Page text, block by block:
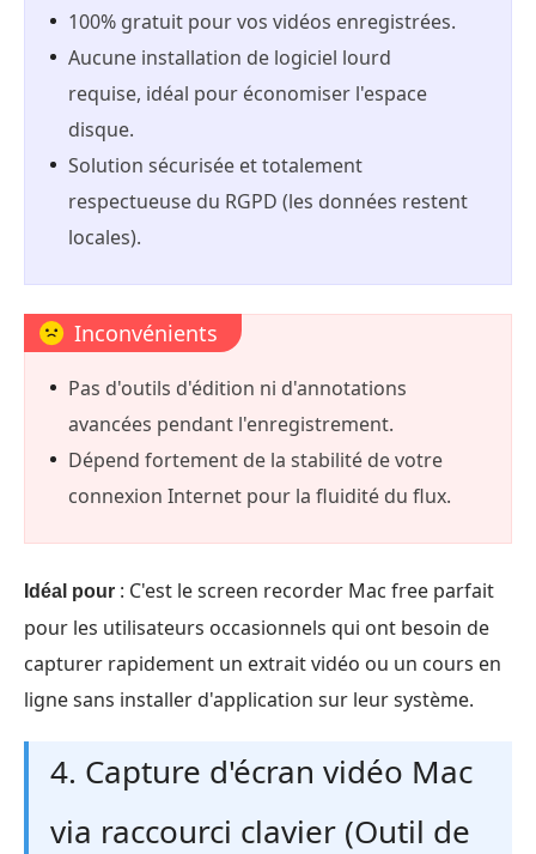
100% gratuit pour vos vidéos enregistrées.
Aucune installation de logiciel lourd
requise, idéal pour économiser l'espace
disque.
Solution sécurisée et totalement
respectueuse du RGPD (les données restent
locales).
Inconvénients
Pas d'outils d'édition ni d'annotations
avancées pendant l'enregistrement.
Dépend fortement de la stabilité de votre
connexion Internet pour la fluidité du flux.
Idéal pour : C'est le screen recorder Mac free parfait
pour les utilisateurs occasionnels qui ont besoin de
capturer rapidement un extrait vidéo ou un cours en
ligne sans installer d'application sur leur système.
4. Capture d'écran vidéo Mac
via raccourci clavier (Outil de